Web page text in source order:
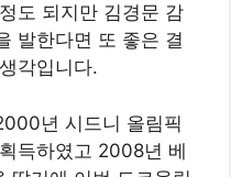
도 되지만 김경문 감
발한다면 또 좋은 결
각입니다.
년 시드니 올림픽
득하였고 2008년 베